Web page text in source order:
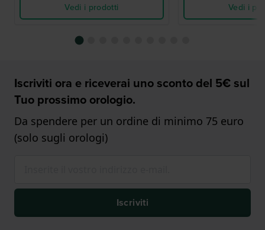
Vedi i prodotti
Vedi i
Iscriviti ora e riceverai uno sconto del 5€ sul
Tuo prossimo orologio.
Da spendere per un ordine di minimo 75 euro
(solo sugli orologi)
Iscriviti